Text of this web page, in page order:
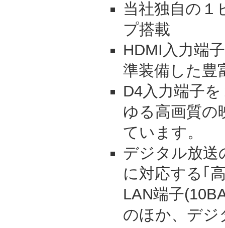
当社独自の１
プ搭載
HDMI入力端
準装備した豊
D4入力端子
ゆる高画質の
ています。
デジタル放送
に対応する｢
LAN端子
のほか、デジ